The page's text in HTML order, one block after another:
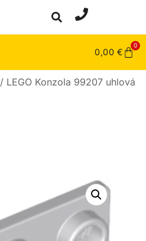
0,00 €
0
/ LEGO Konzola 99207 uhlová